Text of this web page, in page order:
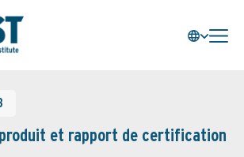
et rapport de certification